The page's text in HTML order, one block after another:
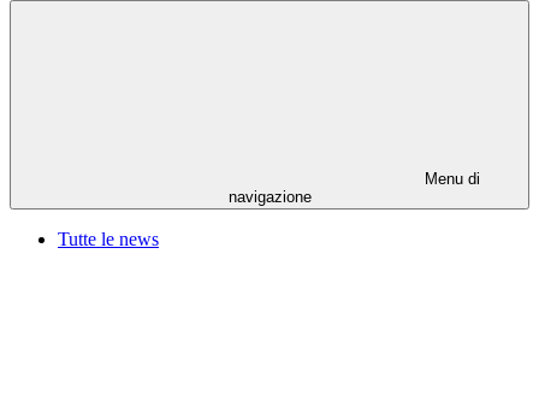
Menu di
navigazione
Tutte le news